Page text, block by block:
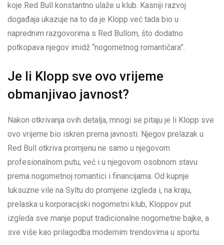
koje Red Bull konstantno ulaže u klub. Kasniji razvoj
događaja ukazuje na to da je Klopp već tada bio u
naprednim razgovorima s Red Bullom, što dodatno
potkopava njegov imidž “nogometnog romantičara”.
Je li Klopp sve ovo vrijeme
obmanjivao javnost?
Nakon otkrivanja ovih detalja, mnogi se pitaju je li Klopp sve
ovo vrijeme bio iskren prema javnosti. Njegov prelazak u
Red Bull otkriva promjenu ne samo u njegovom
profesionalnom putu, već i u njegovom osobnom stavu
prema nogometnoj romantici i financijama. Od kupnje
luksuzne vile na Syltu do promjene izgleda i, na kraju,
prelaska u korporacijski nogometni klub, Kloppov put
izgleda sve manje poput tradicionalne nogometne bajke, a
sve više kao prilagodba modernim trendovima u sportu.